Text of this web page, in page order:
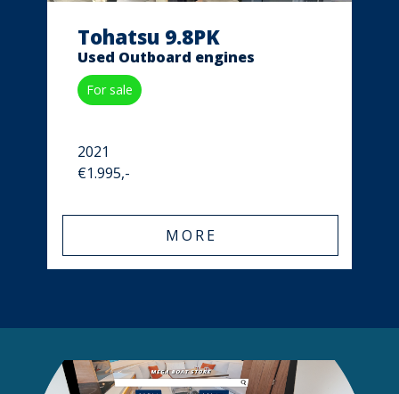
Tohatsu 9.8PK
Used Outboard engines
For sale
2021
€1.995,-
MORE